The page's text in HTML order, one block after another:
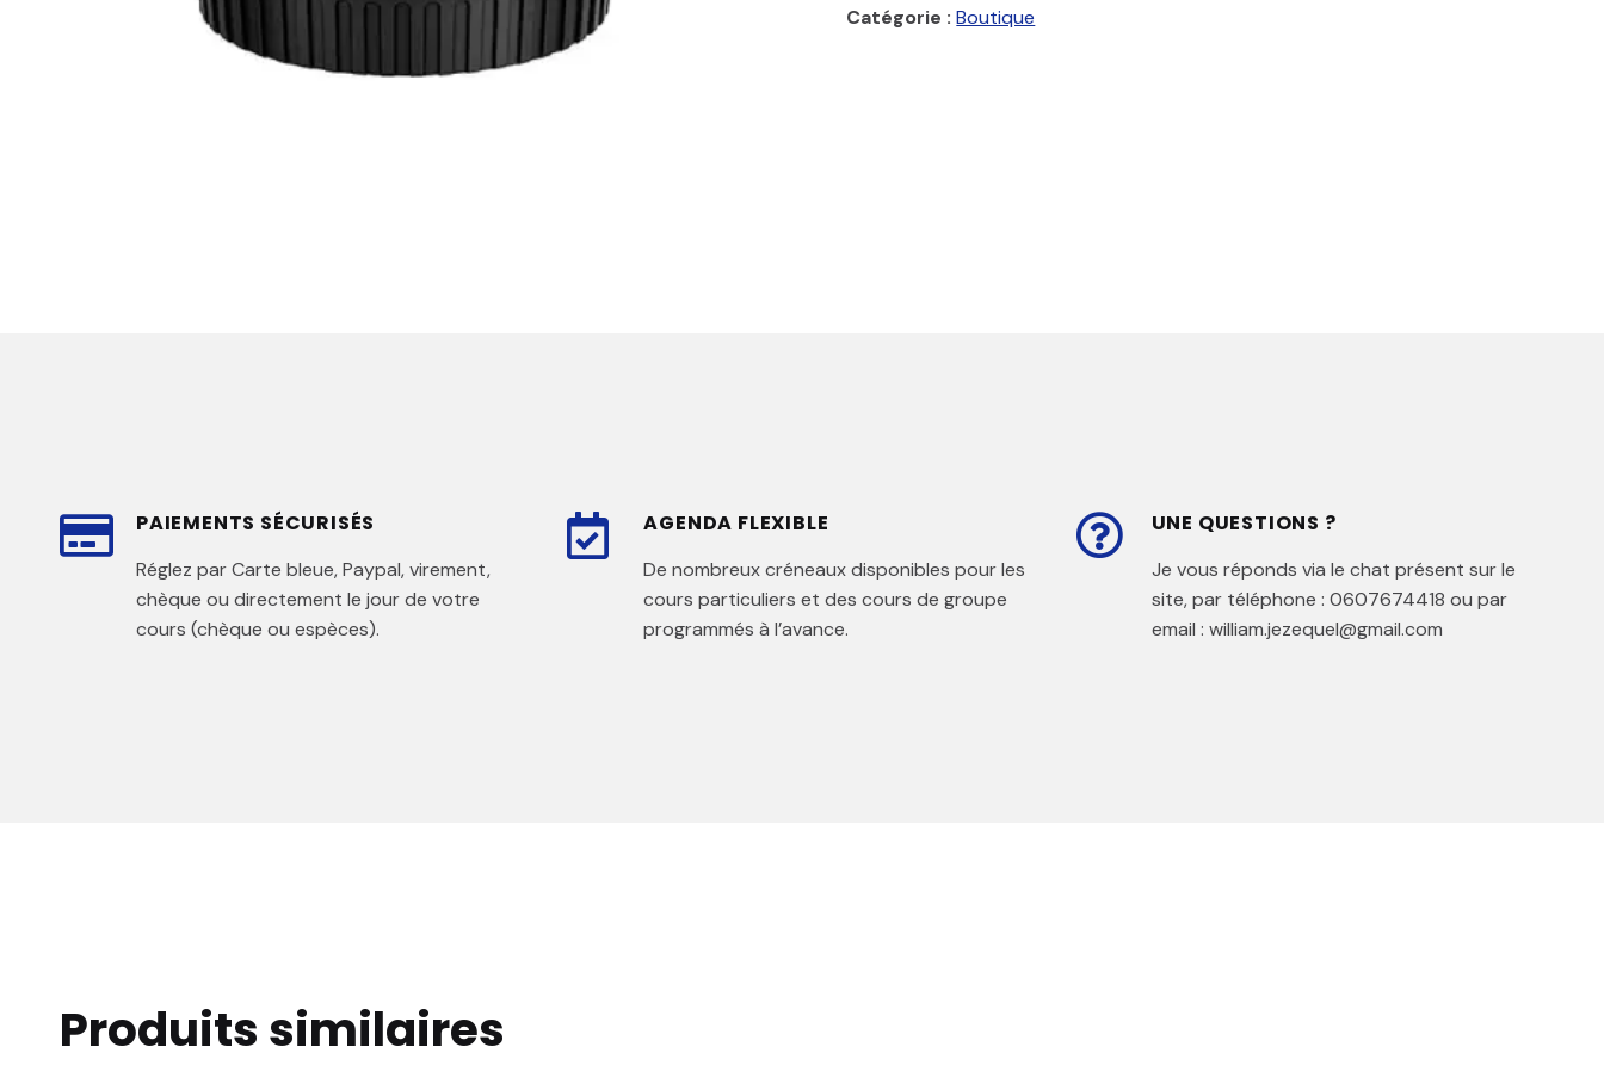
Catégorie :Boutique
PAIEMENTS SÉCURISÉS
Réglez par Carte bleue, Paypal, virement,
chèque ou directement le jour de votre
cours (chèque ou espèces).
AGENDA FLEXIBLE
De nombreux créneaux disponibles pour les
cours particuliers et des cours de groupe
programmés à l’avance.
UNE QUESTIONS ?
Je vous réponds via le chat présent sur le
site, par téléphone : 0607674418 ou par
email : william.jezequel@gmail.com
Produits similaires